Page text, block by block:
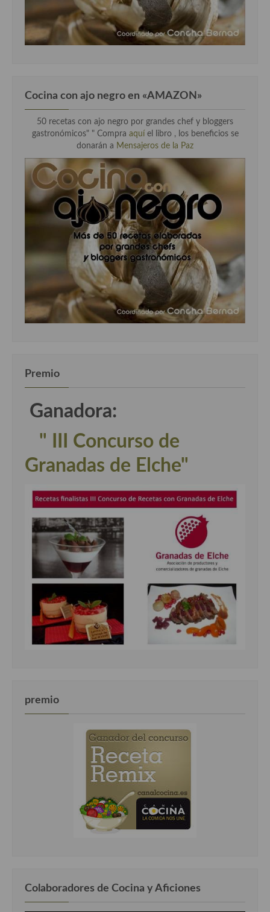
Cocina con ajo negro en «AMAZON»
50 recetas con ajo negro por grandes chef y bloggers
gastronómicos" " Compra aquíel libro , los beneficios se
donarán a Mensajeros de la Paz
Premio
Ganadora:
" III Concurso de
Granadas de Elche"
premio
Colaboradores de Cocina y Aficiones